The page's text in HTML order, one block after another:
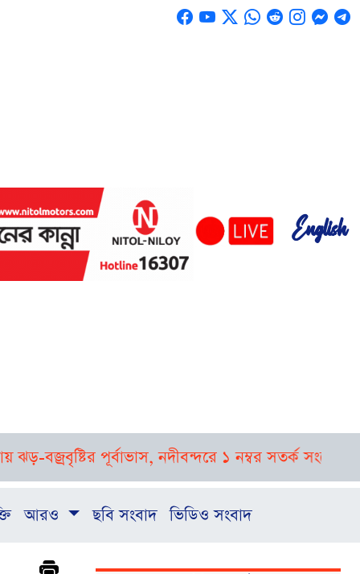
English
পূর্বাভাস, নদীবন্দরে ১ নম্বর সতর্ক সংকেত
আরও ছবি সংবাদ ভিডিও সংবাদ